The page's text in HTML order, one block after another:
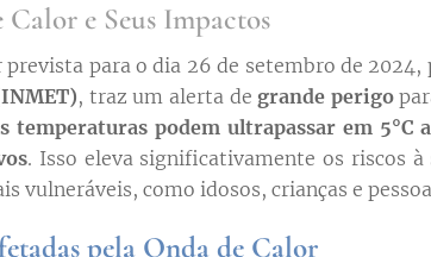
e Seus Impactos
prevista para o dia 26 de setembro de 2024,
, traz um alerta de grande perigo
temperaturas podem ultrapassar em
. Isso eleva significativamente os riscos
vulneráveis, como idosos, crianças e
pela Onda de Calor